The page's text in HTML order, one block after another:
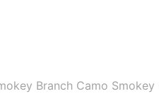
Branch Camo Smokey